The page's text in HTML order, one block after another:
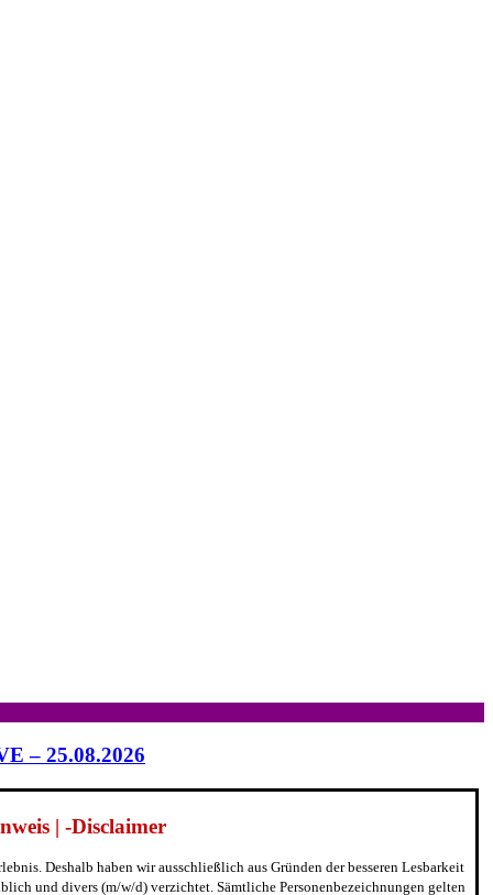
– 25.08.2026
| -Disclaimer
Deshalb haben wir ausschließlich aus Gründen der besseren Lesbarkeit
und divers (m/w/d) verzichtet. Sämtliche Personenbezeichnungen gelten